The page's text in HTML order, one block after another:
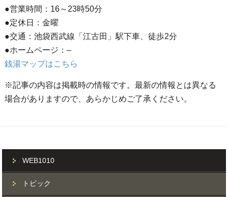
●営業時間：16～23時50分
●定休日：金曜
●交通：池袋西武線「江古田」駅下車、徒歩2分
●ホームページ：–
銭湯マップはこちら
※記事の内容は掲載時の情報です。最新の情報とは異なる
場合がありますので、あらかじめご了承ください。
WEB1010
トピック